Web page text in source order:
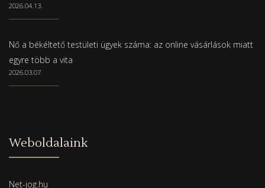
2026.04.13.
Nő a békéltető testületi ügyek száma: az online vásárlások miatt
egyre több a vita
2026.03.07.
Weboldalaink
Net-jog.hu